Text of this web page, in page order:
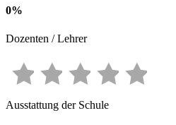
0%
Dozenten / Lehrer
Ausstattung der Schule